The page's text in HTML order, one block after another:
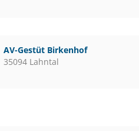
AV-Gestüt Birkenhof
35094 Lahntal